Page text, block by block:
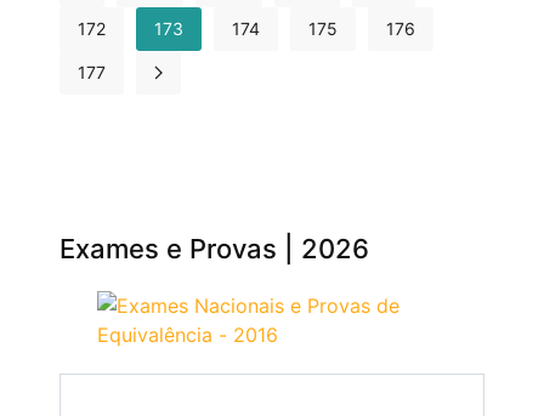
172 173 174 175 176
177
Exames e Provas | 2026